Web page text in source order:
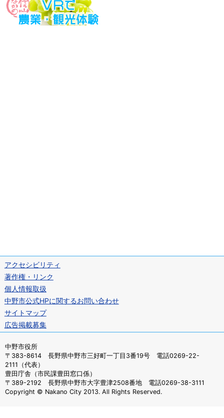
アクセシビリティ
著作権・リンク
個人情報取扱
中野市公式HPに関するお問い合わせ
サイトマップ
広告掲載募集
中野市役所
〒383-8614 長野県中野市三好町一丁目3番19号 電話0269-22-
2111（代表）
豊田庁舎（市民課豊田窓口係）
〒389-2192 長野県中野市大字豊津2508番地 電話0269-38-3111
Copyright © Nakano City 2013. All Rights Reserved.